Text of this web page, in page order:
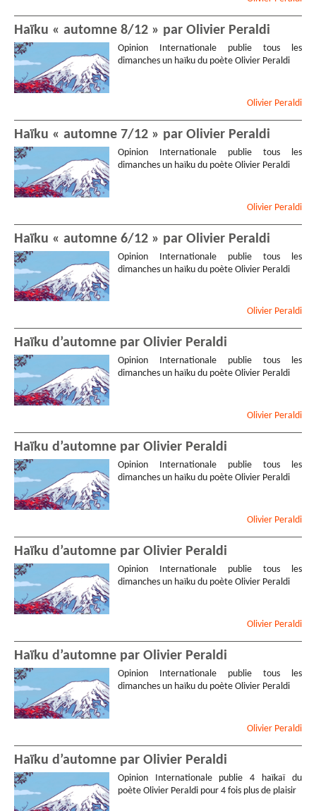
Haïku « automne 8/12 » par Olivier Peraldi
Opinion Internationale publie tous les
dimanches un haïku du poète Olivier Peraldi
Olivier Peraldi
Haïku « automne 7/12 » par Olivier Peraldi
Opinion Internationale publie tous les
dimanches un haïku du poète Olivier Peraldi
Olivier Peraldi
Haïku « automne 6/12 » par Olivier Peraldi
Opinion Internationale publie tous les
dimanches un haïku du poète Olivier Peraldi
Olivier Peraldi
Haïku d’automne par Olivier Peraldi
Opinion Internationale publie tous les
dimanches un haïku du poète Olivier Peraldi
Olivier Peraldi
Haïku d’automne par Olivier Peraldi
Opinion Internationale publie tous les
dimanches un haïku du poète Olivier Peraldi
Olivier Peraldi
Haïku d’automne par Olivier Peraldi
Opinion Internationale publie tous les
dimanches un haïku du poète Olivier Peraldi
Olivier Peraldi
Haïku d’automne par Olivier Peraldi
Opinion Internationale publie tous les
dimanches un haïku du poète Olivier Peraldi
Olivier Peraldi
Haïku d’automne par Olivier Peraldi
Opinion Internationale publie 4 haïkaï du
poète Olivier Peraldi pour 4 fois plus de plaisir